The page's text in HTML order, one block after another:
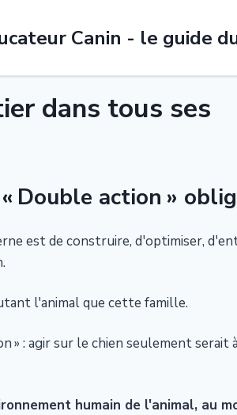
Canin - le guide
dans tous ses
Double action »
est de construire, d'optimiser,
l'animal que cette famille.
: agir sur le chien seulement serait
humain de l'animal, au